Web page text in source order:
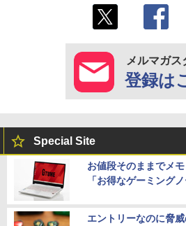
メルマガス
登録は
Special Site
お値段そのままでメ
「お得なゲーミングノ
エントリーなのに脅